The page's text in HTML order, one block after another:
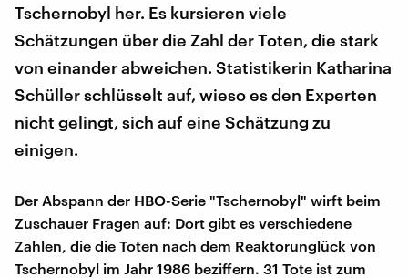
Tschernobyl her. Es kursieren viele
Schätzungen über die Zahl der Toten, die stark
von einander abweichen. Statistikerin Katharina
Schüller schlüsselt auf, wieso es den Experten
nicht gelingt, sich auf eine Schätzung zu
einigen.
Der Abspann der HBO-Serie "Tschernobyl" wirft beim
Zuschauer Fragen auf: Dort gibt es verschiedene
Zahlen, die die Toten nach dem Reaktorunglück von
Tschernobyl im Jahr 1986 beziffern. 31 Tote ist zum